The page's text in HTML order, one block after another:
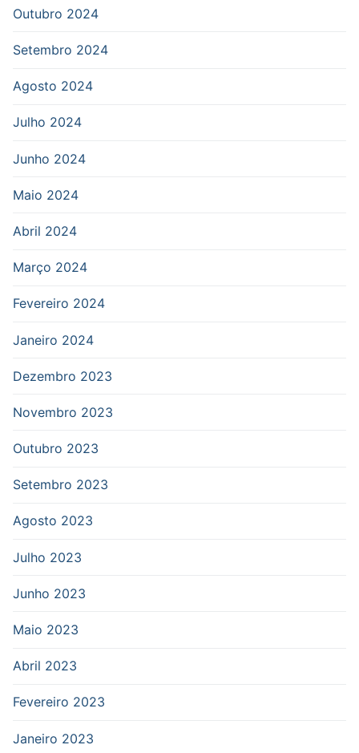
Outubro 2024
Setembro 2024
Agosto 2024
Julho 2024
Junho 2024
Maio 2024
Abril 2024
Março 2024
Fevereiro 2024
Janeiro 2024
Dezembro 2023
Novembro 2023
Outubro 2023
Setembro 2023
Agosto 2023
Julho 2023
Junho 2023
Maio 2023
Abril 2023
Fevereiro 2023
Janeiro 2023